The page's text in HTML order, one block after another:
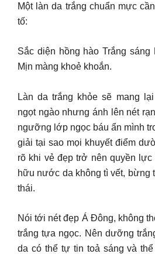
Một làn da trắng chuẩn mực
tố:
Sắc diện hồng hào Trắng
Mịn màng khoẻ khoắn.
Làn da trắng khỏe sẽ mang
ngọt ngào nhưng ánh lên nét
ngưỡng lớp ngọc báu ẩn mình
giải tại sao mọi khuyết điểm
rõ khi vẻ đẹp trở nên quyền
hữu nước da không tì vết, bừng
thái.
Nói tới nét đẹp Á Đông, không
trắng tựa ngọc. Nên dưỡng
da có thể tự tin toả sáng và